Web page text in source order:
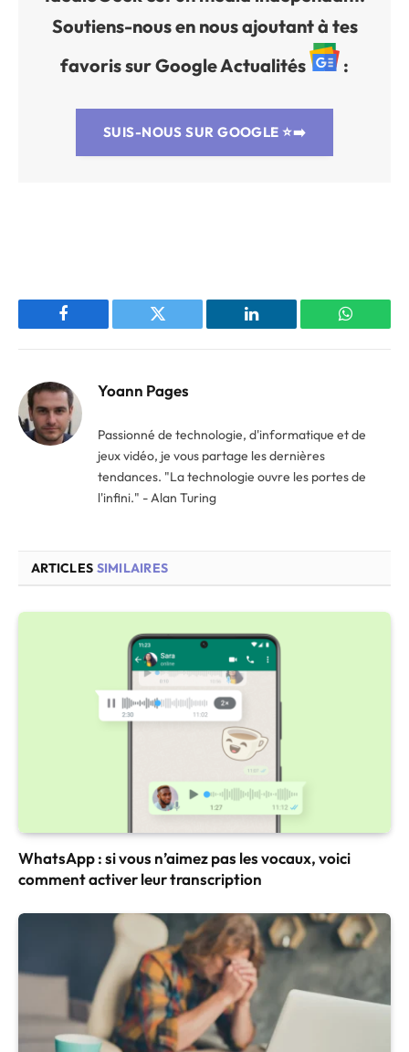
Soutiens-nous en nous ajoutant à tes
favoris sur Google Actualités
:
SUIS-NOUS SUR GOOGLE ⭐➡️
Facebook Twitter LinkedIn
Yoann Pages
Passionné de technologie, d'informatique et de
jeux vidéo, je vous partage les dernières
tendances. "La technologie ouvre les portes de
l'infini." - Alan Turing
ARTICLES SIMILAIRES
WhatsApp : si vous n’aimez pas les vocaux, voici
comment activer leur transcription